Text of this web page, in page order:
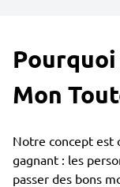
Mon
Notre concept est
gagnant : les
passer des bons